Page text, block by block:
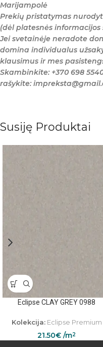
Marijampolė
Prekių pristatymas
(dėl platesnės informacijos
Jei svetainėje neradote
domina individualus
klausimus ir mes
Skambinkite: +370 698
rašykite:
Susiję Produktai
Eclipse CLAY GREY 0988
Kolekcija:Eclipse Premium
21.50€ /m2